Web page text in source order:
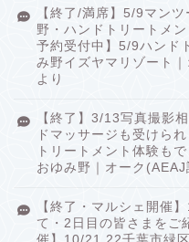
【終了/満席】5/9マン
野・ハンドトリートメ
予約受付中】5/9ハンド
み野イズヤマリゾート
より
【終了】3/13写真撮影
ドマッサージも受けら
トリートメント体験も
おゆみ野｜オーク
【終了・マルシェ開催
て・2日目の皆さまをご